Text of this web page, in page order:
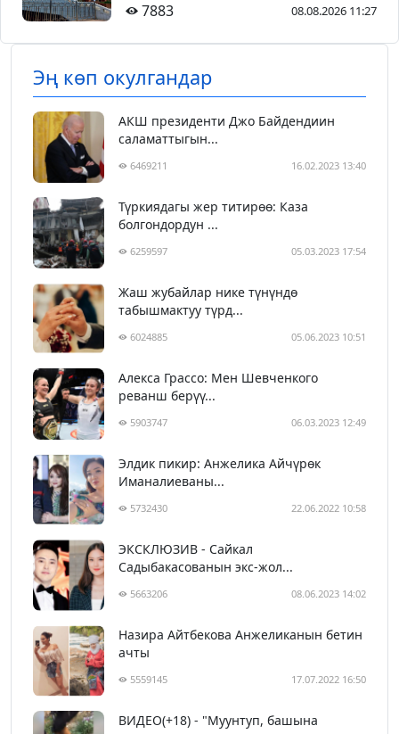
7883 08.08.2026 11:27
Эң көп окулгандар
АКШ президенти Джо Байдендиин
саламаттыгын...
6469211 16.02.2023 13:40
Түркиядагы жер титирөө: Каза
болгондордун ...
6259597 05.03.2023 17:54
Жаш жубайлар нике түнүндө
табышмактуу түрд...
6024885 05.06.2023 10:51
Алекса Грассо: Мен Шевченкого
реванш берүү...
5903747 06.03.2023 12:49
Элдик пикир: Анжелика Айчүрөк
Иманалиеваны...
5732430 22.06.2022 10:58
ЭКСКЛЮЗИВ - Сайкал
Садыбакасованын экс-жол...
5663206 08.06.2023 14:02
Назира Айтбекова Анжеликанын бетин
ачты
5559145 17.07.2022 16:50
ВИДЕО(+18) - "Муунтуп, башына